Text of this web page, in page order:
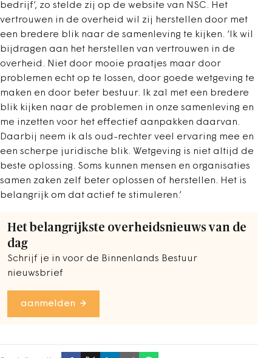
bedrijf’, zo stelde zij op de website van NSC. Het
vertrouwen in de overheid wil zij herstellen door met
een bredere blik naar de samenleving te kijken. ‘Ik wil
bijdragen aan het herstellen van vertrouwen in de
overheid. Niet door mooie praatjes maar door
problemen echt op te lossen, door goede wetgeving te
maken en door beter bestuur. Ik zal met een bredere
blik kijken naar de problemen in onze samenleving en
me inzetten voor het effectief aanpakken daarvan.
Daarbij neem ik als oud-rechter veel ervaring mee en
een scherpe juridische blik. Wetgeving is niet altijd de
beste oplossing. Soms kunnen mensen en organisaties
samen zaken zelf beter oplossen of herstellen. Het is
belangrijk om dat actief te stimuleren.’
Het belangrijkste overheidsnieuws van de
dag
Schrijf je in voor de Binnenlands Bestuur
nieuwsbrief
aanmelden